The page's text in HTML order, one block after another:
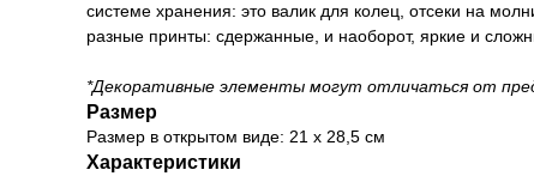
системе хранения: это валик для колец, отсеки на
разные принты: сдержанные, и наоборот, яркие и
*Декоративные элементы могут отличаться от
Размер
Размер в открытом виде: 21 х 28,5 см
Характеристики